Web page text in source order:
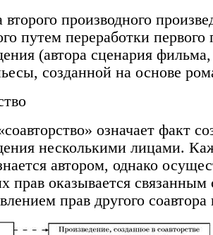
второго производного
путем переработки первого
(автора сценария
созданной на основе
означает факт
несколькими лицами.
автором, однако
прав оказывается связанным
прав другого соавтора